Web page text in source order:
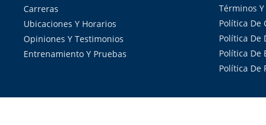
Carreras
Ubicaciones Y Horarios
Opiniones Y Testimonios
Entrenamiento Y Pruebas
Términos
Política De
Política De
Política De
Política De